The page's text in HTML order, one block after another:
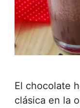
El chocolate
clásica en la